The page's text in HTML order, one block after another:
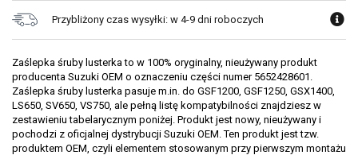
Przybliżony czas wysyłki: w 4-9 dni roboczych
Zaślepka śruby lusterka to w 100% oryginalny, nieużywany produkt
producenta Suzuki OEM o oznaczeniu części numer 5652428601.
Zaślepka śruby lusterka pasuje m.in. do GSF1200, GSF1250, GSX1400,
LS650, SV650, VS750, ale pełną listę kompatybilności znajdziesz w
zestawieniu tabelarycznym poniżej. Produkt jest nowy, nieużywany i
pochodzi z oficjalnej dystrybucji Suzuki OEM. Ten produkt jest tzw.
produktem OEM, czyli elementem stosowanym przy pierwszym montażu